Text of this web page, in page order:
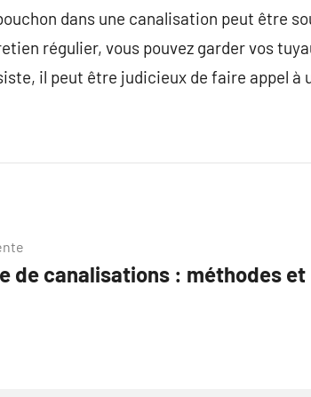
dans une canalisation peut être
régulier, vous pouvez garder vos
il peut être judicieux de faire appel à
de canalisations : méthodes et